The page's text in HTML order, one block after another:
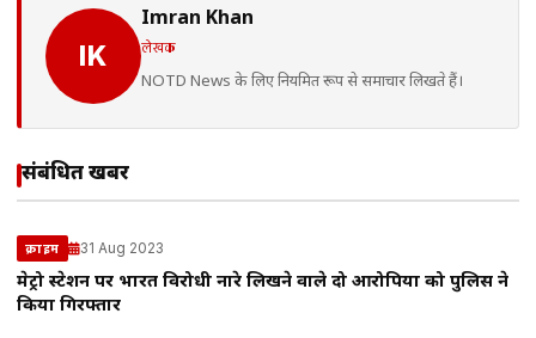
IK
Imran Khan
लेखक
NOTD News के लिए नियमित रूप से समाचार लिखते हैं।
संबंधित खबरें
क्राइम 31 Aug 2023
मेट्रो स्टेशन पर भारत विरोधी नारे लिखने वाले दो आरोपियाें को पुलिस ने
किया गिरफ्तार